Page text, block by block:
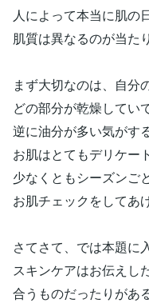
人によって本当に肌の
肌質は異なるのが当た
まず大切なのは、自分
どの部分が乾燥してい
逆に油分が多い気がす
お肌はとてもデリケー
少なくともシーズンご
お肌チェックをしてあ
さてさて、では本題に
スキンケアはお伝えし
合うものだったりがあ